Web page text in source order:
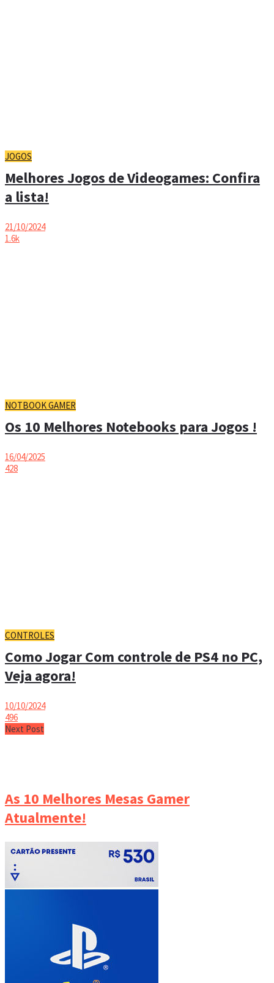
JOGOS
Melhores Jogos de Videogames: Confira
a lista!
21/10/2024
1.6k
NOTBOOK GAMER
Os 10 Melhores Notebooks para Jogos !
16/04/2025
428
CONTROLES
Como Jogar Com controle de PS4 no PC,
Veja agora!
10/10/2024
496
Next Post
As 10 Melhores Mesas Gamer
Atualmente!